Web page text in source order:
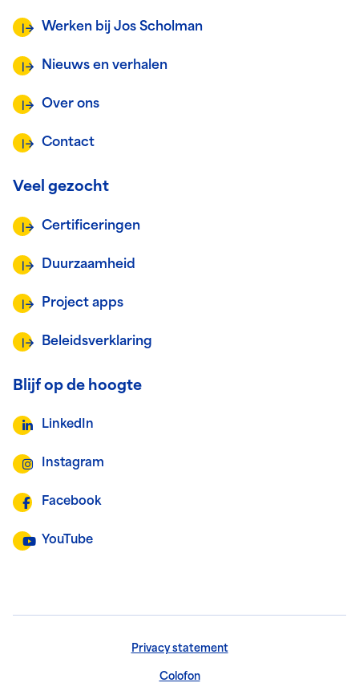
Werken bij Jos Scholman
Nieuws en verhalen
Over ons
Contact
Veel gezocht
Certificeringen
Duurzaamheid
Project apps
Beleidsverklaring
Blijf op de hoogte
LinkedIn
Instagram
Facebook
YouTube
Privacy statement
Colofon